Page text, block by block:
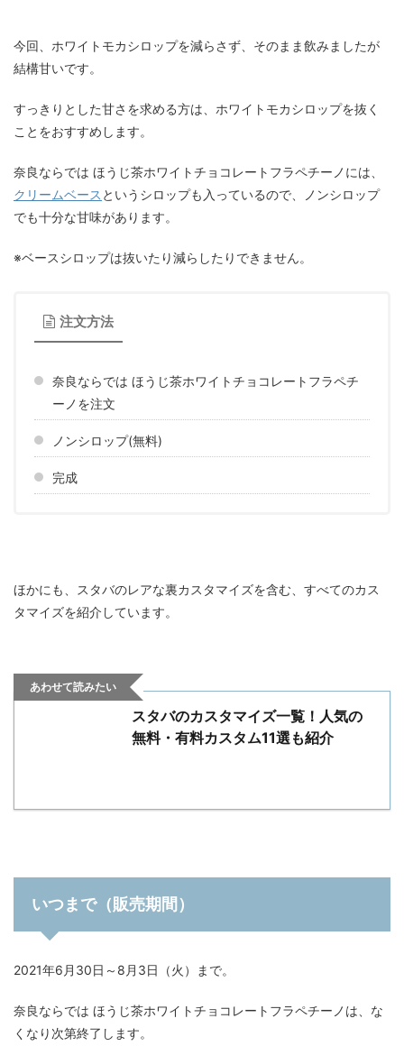
今回、ホワイトモカシロップを減らさず、そのまま飲みましたが
結構甘いです。
すっきりとした甘さを求める方は、ホワイトモカシロップを抜く
ことをおすすめします。
奈良ならでは ほうじ茶ホワイトチョコレートフラペチーノには、
クリームベース というシロップも入っているので、ノンシロップ
でも十分な甘味があります。
※ベースシロップは抜いたり減らしたりできません。
注文方法
奈良ならでは ほうじ茶ホワイトチョコレートフラペチ
ーノを注文
ノンシロップ(無料)
完成
ほかにも、スタバのレアな裏カスタマイズを含む、すべてのカス
タマイズを紹介しています。
あわせて読みたい
スタバのカスタマイズ一覧！人気の
無料・有料カスタム11選も紹介
いつまで（販売期間）
2021年6月30日～8月3日（火）まで。
奈良ならでは ほうじ茶ホワイトチョコレートフラペチーノは、な
くなり次第終了します。